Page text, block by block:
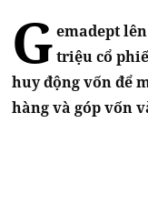
G emadept
triệu cổ
huy động vốn để
hàng và góp vốn